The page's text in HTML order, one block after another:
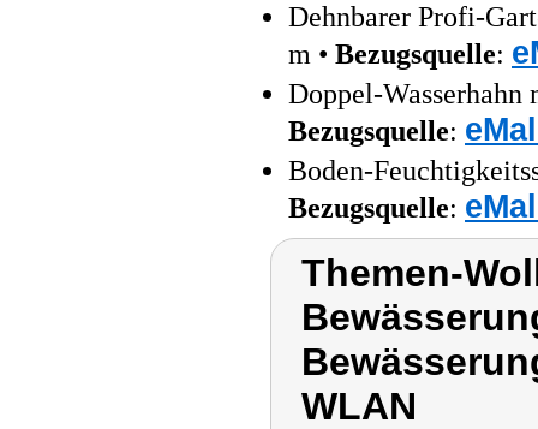
Dehnbarer Profi-
m • Bezugsquelle:
Doppel-
Bezugsquelle:
Boden-
Bezugsquelle:
Themen-
WLAN